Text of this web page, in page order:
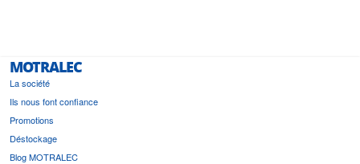
MOTRALEC
La société
Ils nous font confiance
Promotions
Déstockage
Blog MOTRALEC